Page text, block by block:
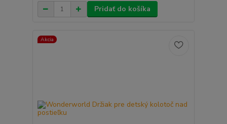
Pridať do košíka
Akcia